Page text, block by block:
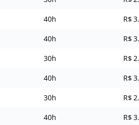
40h R$
40h R$
30h R$
40h R$
30h R$
40h R$